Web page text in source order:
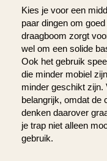
Kies je voor een
paar dingen om
draagboom zorgt
wel om een solide
Ook het gebruik
die minder mobiel
minder geschikt zijn.
belangrijk, omdat de
denken daarover
je trap niet alleen
gebruik.